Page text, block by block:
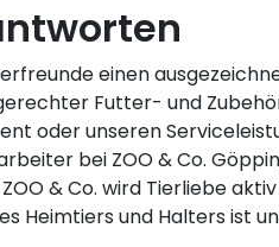
einen
Futter- und
oder unseren
bei ZOO & Co.
& Co. wird Tierliebe
Heimtiers und Halters ist